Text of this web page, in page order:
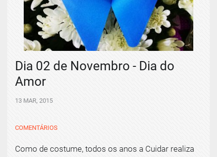
Dia 02 de Novembro - Dia do
Amor
13 MAR, 2015
COMENTÁRIOS
Como de costume, todos os anos a Cuidar realiza